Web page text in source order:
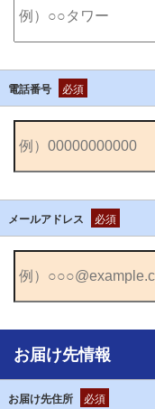
電話番号 必須
メールアドレス 必須
お届け先情報
お届け先住所 必須